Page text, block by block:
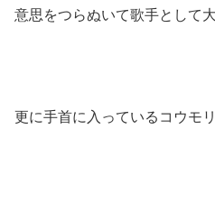
意思をつらぬいて歌手として
更に手首に入っているコウモリ